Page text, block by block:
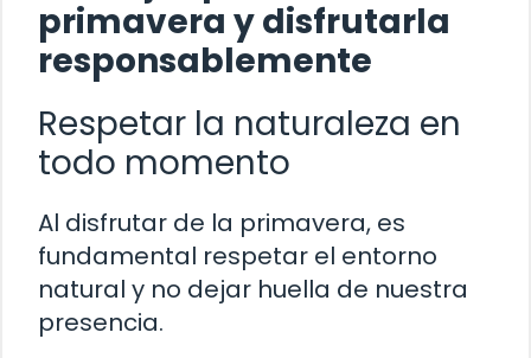
primavera y disfrutarla
responsablemente
Respetar la naturaleza en
todo momento
Al disfrutar de la primavera, es
fundamental respetar el entorno
natural y no dejar huella de nuestra
presencia.